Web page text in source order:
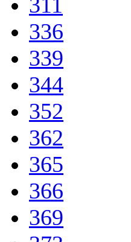
311
336
339
344
352
362
365
366
369